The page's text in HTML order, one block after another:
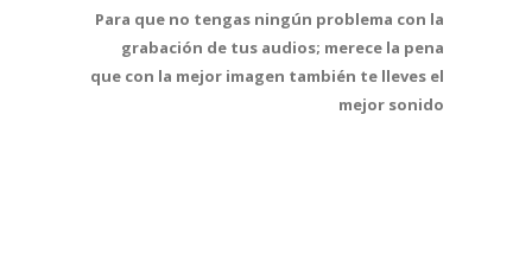
Para que no tengas ningún problema con la
grabación de tus audios; merece la pena
que con la mejor imagen también te lleves el
mejor sonido